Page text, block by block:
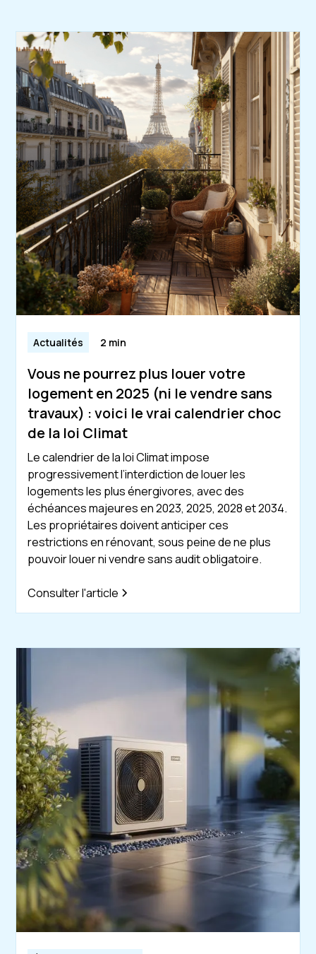
Actualités 2 min
Vous ne pourrez plus louer votre
logement en 2025 (ni le vendre sans
travaux) : voici le vrai calendrier choc
de la loi Climat
Le calendrier de la loi Climat impose
progressivement l’interdiction de louer les
logements les plus énergivores, avec des
échéances majeures en 2023, 2025, 2028 et 2034.
Les propriétaires doivent anticiper ces
restrictions en rénovant, sous peine de ne plus
pouvoir louer ni vendre sans audit obligatoire.
Consulter l'article